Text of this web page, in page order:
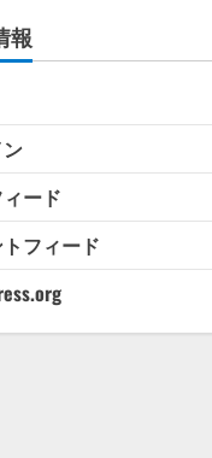
報
ード
フィード